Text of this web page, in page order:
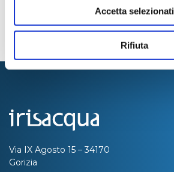
Accetta selezionati
Rifiuta
Via IX Agosto 15 – 34170
Gorizia